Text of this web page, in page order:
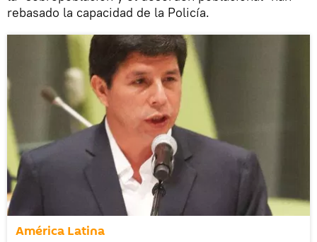
rebasado la capacidad de la Policía.
América Latina